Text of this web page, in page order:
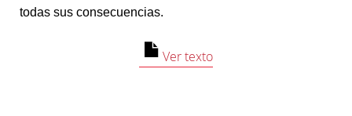
todas sus consecuencias.
Ver texto